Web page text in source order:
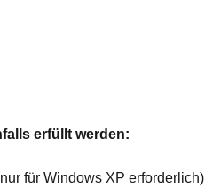
erfüllt werden:
für Windows XP erforderlich)